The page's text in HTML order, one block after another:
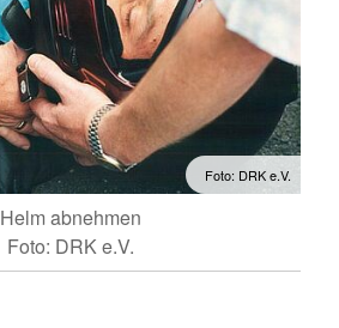
Foto: DRK e.V.
Helm abnehmen
Foto: DRK e.V.